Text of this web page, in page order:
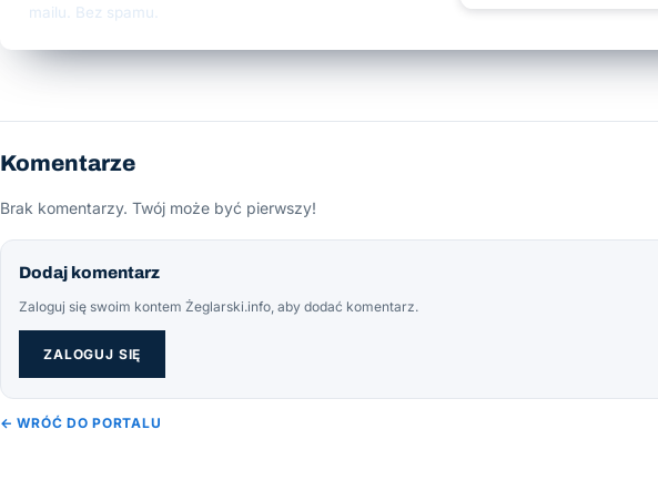
mailu. Bez spamu.
Komentarze
Brak komentarzy. Twój może być pierwszy!
Dodaj komentarz
Zaloguj się swoim kontem Żeglarski.info, aby dodać komentarz.
ZALOGUJ SIĘ
← WRÓĆ DO PORTALU